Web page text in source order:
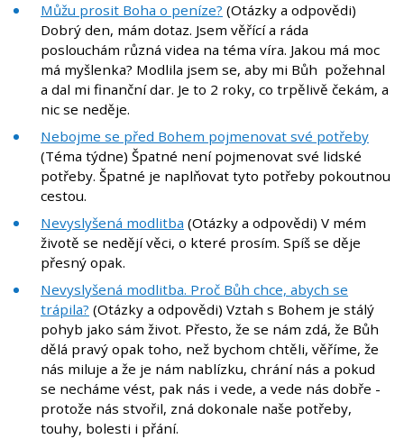
Můžu prosit Boha o peníze? (Otázky a odpovědi)
Dobrý den, mám dotaz. Jsem věřící a ráda
poslouchám různá videa na téma víra. Jakou má moc
má myšlenka? Modlila jsem se, aby mi Bůh požehnal
a dal mi finanční dar. Je to 2 roky, co trpělivě čekám, a
nic se neděje.
Nebojme se před Bohem pojmenovat své potřeby
(Téma týdne) Špatné není pojmenovat své lidské
potřeby. Špatné je naplňovat tyto potřeby pokoutnou
cestou.
Nevyslyšená modlitba (Otázky a odpovědi) V mém
životě se nedějí věci, o které prosím. Spíš se děje
přesný opak.
Nevyslyšená modlitba. Proč Bůh chce, abych se
trápila? (Otázky a odpovědi) Vztah s Bohem je stálý
pohyb jako sám život. Přesto, že se nám zdá, že Bůh
dělá pravý opak toho, než bychom chtěli, věříme, že
nás miluje a že je nám nablízku, chrání nás a pokud
se necháme vést, pak nás i vede, a vede nás dobře -
protože nás stvořil, zná dokonale naše potřeby,
touhy, bolesti i přání.